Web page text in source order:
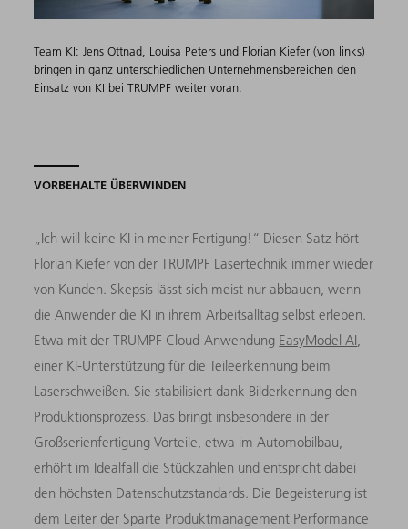
Team KI: Jens Ottnad, Louisa Peters und Florian Kiefer (von links)
bringen in ganz unterschiedlichen Unternehmensbereichen den
Einsatz von KI bei TRUMPF weiter voran.
VORBEHALTE ÜBERWINDEN
„Ich will keine KI in meiner Fertigung!“ Diesen Satz hört
Florian Kiefer von der TRUMPF Lasertechnik immer wieder
von Kunden. Skepsis lässt sich meist nur abbauen, wenn
die Anwender die KI in ihrem Arbeitsalltag selbst erleben.
Etwa mit der TRUMPF Cloud-Anwendung EasyModel AI,
einer KI-Unterstützung für die Teileerkennung beim
Laserschweißen. Sie stabilisiert dank Bilderkennung den
Produktionsprozess. Das bringt insbesondere in der
Großserienfertigung Vorteile, etwa im Automobilbau,
erhöht im Idealfall die Stückzahlen und entspricht dabei
den höchsten Datenschutzstandards. Die Begeisterung ist
dem Leiter der Sparte Produktmanagement Performance